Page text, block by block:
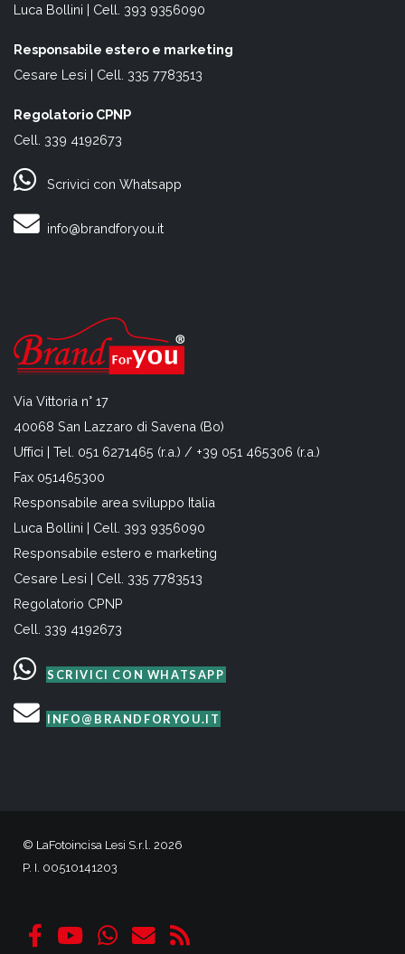
Luca Bollini | Cell. 393 9356090
Responsabile estero e marketing
Cesare Lesi | Cell. 335 7783513
Regolatorio CPNP
Cell. 339 4192673
Scrivici con Whatsapp
info@brandforyou.it
Via Vittoria n° 17
40068 San Lazzaro di Savena (Bo)
Uffici | Tel. 051 6271465 (r.a.) / +39 051 465306 (r.a.)
Fax 051465300
Responsabile area sviluppo Italia
Luca Bollini | Cell. 393 9356090
Responsabile estero e marketing
Cesare Lesi | Cell. 335 7783513
Regolatorio CPNP
Cell. 339 4192673
SCRIVICI CON WHATSAPP
INFO@BRANDFORYOU.IT
© LaFotoincisa Lesi S.r.l. 2026
P. I. 00510141203